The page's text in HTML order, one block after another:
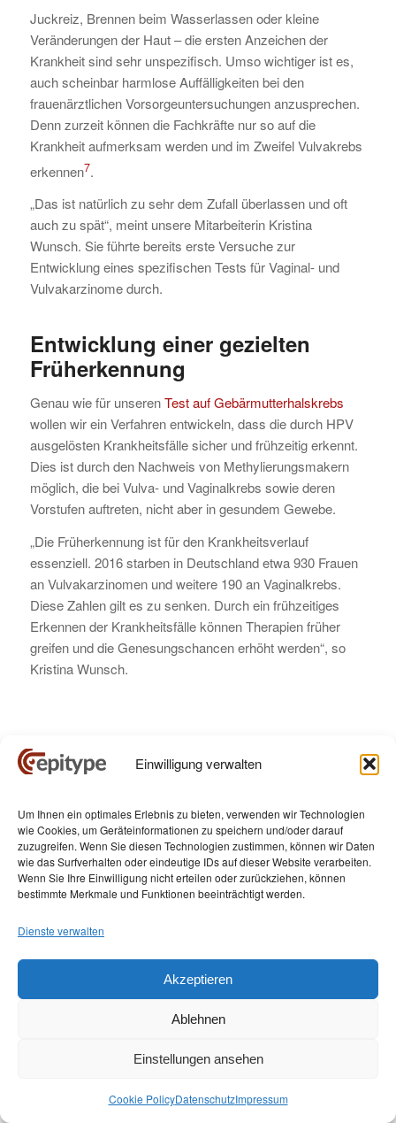
Einwilligung verwalten
Um Ihnen ein optimales Erlebnis zu bieten, verwenden wir Technologien
wie Cookies, um Geräteinformationen zu speichern und/oder darauf
zuzugreifen. Wenn Sie diesen Technologien zustimmen, können wir Daten
wie das Surfverhalten oder eindeutige IDs auf dieser Website verarbeiten.
Wenn Sie Ihre Einwilligung nicht erteilen oder zurückziehen, können
bestimmte Merkmale und Funktionen beeinträchtigt werden.
Dienste verwalten
Akzeptieren
Ablehnen
Einstellungen ansehen
Cookie PolicyDatenschutzImpressum
Juckreiz, Brennen beim Wasserlassen oder kleine
Veränderungen der Haut – die ersten Anzeichen der
Krankheit sind sehr unspezifisch. Umso wichtiger ist es,
auch scheinbar harmlose Auffälligkeiten bei den
frauenärztlichen Vorsorgeuntersuchungen anzusprechen.
Denn zurzeit können die Fachkräfte nur so auf die
Krankheit aufmerksam werden und im Zweifel Vulvakrebs
erkennen7.
„Das ist natürlich zu sehr dem Zufall überlassen und oft
auch zu spät“, meint unsere Mitarbeiterin Kristina
Wunsch. Sie führte bereits erste Versuche zur
Entwicklung eines spezifischen Tests für Vaginal- und
Vulvakarzinome durch.
Entwicklung einer gezielten
Früherkennung
Genau wie für unserenTest auf Gebärmutterhalskrebs
wollen wir ein Verfahren entwickeln, dass die durch HPV
ausgelösten Krankheitsfälle sicher und frühzeitig erkennt.
Dies ist durch den Nachweis von Methylierungsmakern
möglich, die bei Vulva- und Vaginalkrebs sowie deren
Vorstufen auftreten, nicht aber in gesundem Gewebe.
„Die Früherkennung ist für den Krankheitsverlauf
essenziell. 2016 starben in Deutschland etwa 930 Frauen
an Vulvakarzinomen und weitere 190 an Vaginalkrebs.
Diese Zahlen gilt es zu senken. Durch ein frühzeitiges
Erkennen der Krankheitsfälle können Therapien früher
greifen und die Genesungschancen erhöht werden“, so
Kristina Wunsch.
Fragen Sie den Arzt oder die
Ärztin Ihres Vertrauens
Die hier dargestellten Inhalte dienen
ausschließlich der neutralen Information und
allgemeinen Weiterbildung. Sie stellen keine
Empfehlung oder Bewerbung der beschriebenen
oder erwähnten diagnostischen Methoden,
noch garantiert er die Aktualität, Richtigkeit und
Ausgewogenheit der dargebotenen
Beratung durch einen Arzt und darf nicht als
Beginn, Änderung oder Beendigung einer